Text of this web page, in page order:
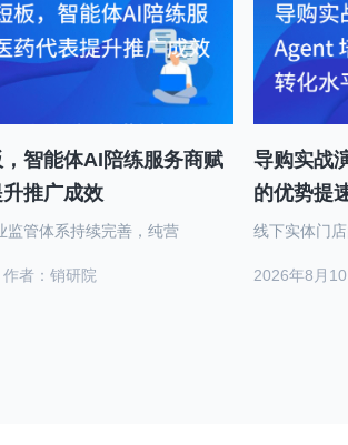
智能体AI陪练服务商赋
推广成效
作者：销研院
监管体系持续完善，纯营
导购实战
的优势提
2026年8月
线下实体门